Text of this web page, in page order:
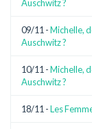
Auschwitz ?
09/11 -Michelle,
Auschwitz ?
10/11 -Michelle,
Auschwitz ?
18/11 -Les